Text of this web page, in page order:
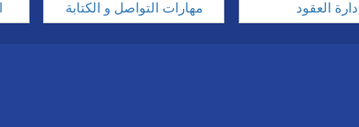
مهارات التواصل و الكتابة إدارة العقود